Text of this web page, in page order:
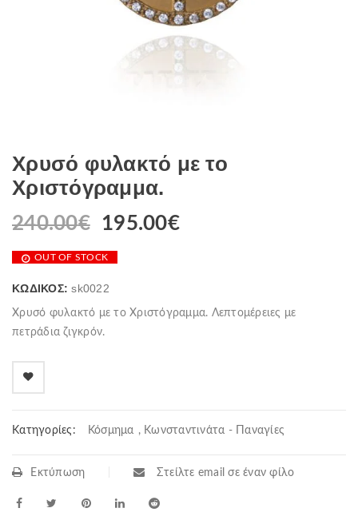
Χρυσό φυλακτό με το
Χριστόγραμμα.
240.00€ 195.00€
OUT OF STOCK
ΚΩΔΙΚΌΣ:sk0022
Χρυσό φυλακτό με το Χριστόγραμμα. Λεπτομέρειες με
πετράδια ζιγκρόν.
Κατηγορίες: Κόσμημα , Κωνσταντινάτα - Παναγίες
Εκτύπωση Στείλτε email σε έναν φίλο